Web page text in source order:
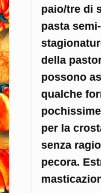
paio/tre di
pasta
della
possono
qualche
per la
senza
pecora.